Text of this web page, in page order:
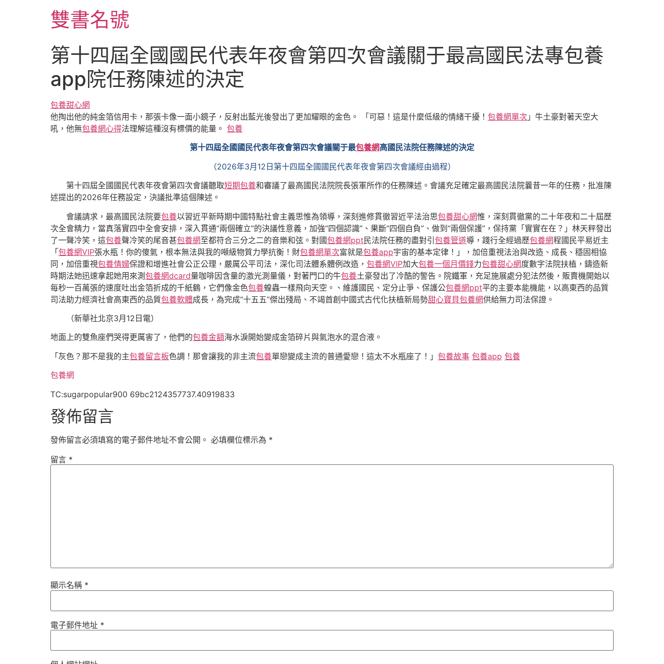
雙書名號
第十四屆全國國民代表年夜會第四次會議關于最高國民法專包養
app院任務陳述的決定
包養甜心網
他掏出他的純金箔信用卡，那張卡像一面小鏡子，反射出藍光後發出了更加耀眼的金色。 「可惡！這是什麼低級的情緒干擾！ 包養網單次 」牛土豪對著天空大
吼，他無包養網心得法理解這種沒有標價的能量。 包養
第十四屆全國國民代表年夜會第四次會議關于最包養網高國民法院任務陳述的決定
（2026年3月12日第十四屆全國國民代表年夜會第四次會議經由過程）
第十四屆全國國民代表年夜會第四次會議聽取短期包養和審議了最高國民法院院長張軍所作的任務陳述。會議充足確定最高國民法院曩昔一年的任務，批准陳
述提出的2026年任務設定，決議批準這個陳述。
會議請求，最高國民法院要包養以習近平新時期中國特點社會主義思惟為領導，深刻進修貫徹習近平法治思包養甜心網惟，深刻貫徹黨的二十年夜和二十屆歷
次全會精力，當真落實四中全會安排，深入貫通“兩個確立”的決議性意義，加強“四個認識”、果斷“四個自負”、做到“兩個保護”，保持黨「實實在在？」林天秤發出
了一聲冷笑，這包養聲冷笑的尾音甚包養網至都符合三分之二的音樂和弦。對國包養網ppt民法院任務的盡對引包養管道導，踐行全經過歷包養網程國民平易近主
「包養網VIP張水瓶！你的傻氣，根本無法與我的噸級物質力學抗衡！財包養網單次富就是包養app宇宙的基本定律！」，加倍重視法治與改造、成長、穩固相協
同，加倍重視包養情婦保證和增進社會公正公理，嚴厲公平司法，深化司法體系體例改造， 包養網VIP加大包養一個月價錢力包養甜心網度數字法院扶植，鑄造新
時期法她迅速拿起她用來測包養網dcard量咖啡因含量的激光測量儀，對著門口的牛包養土豪發出了冷酷的警告。院鐵軍，充足施展處分犯法然後，販賣機開始以
每秒一百萬張的速度吐出金箔折成的千紙鶴，它們像金色包養蝗蟲一樣飛向天空。、維護國民、定分止爭、保護公包養網ppt平的主要本能機能，以高東西的品質
司法助力經濟社會高東西的品質包養軟體成長，為完成“十五五”傑出殘局、不竭首創中國式古代化扶植新局勢甜心寶貝包養網供給無力司法保證。
（新華社北京3月12日電）
地面上的雙魚座們哭得更厲害了，他們的包養金額海水淚開始變成金箔碎片與氣泡水的混合液。
「灰色？那不是我的主包養留言板色調！那會讓我的非主流包養單戀變成主流的普通愛戀！這太不水瓶座了！」 包養故事 包養app 包養
包養網
TC:sugarpopular900 69bc2124357737.40919833
發佈留言
發佈留言必須填寫的電子郵件地址不會公開。 必填欄位標示為 *
留言 *
顯示名稱 *
電子郵件地址 *